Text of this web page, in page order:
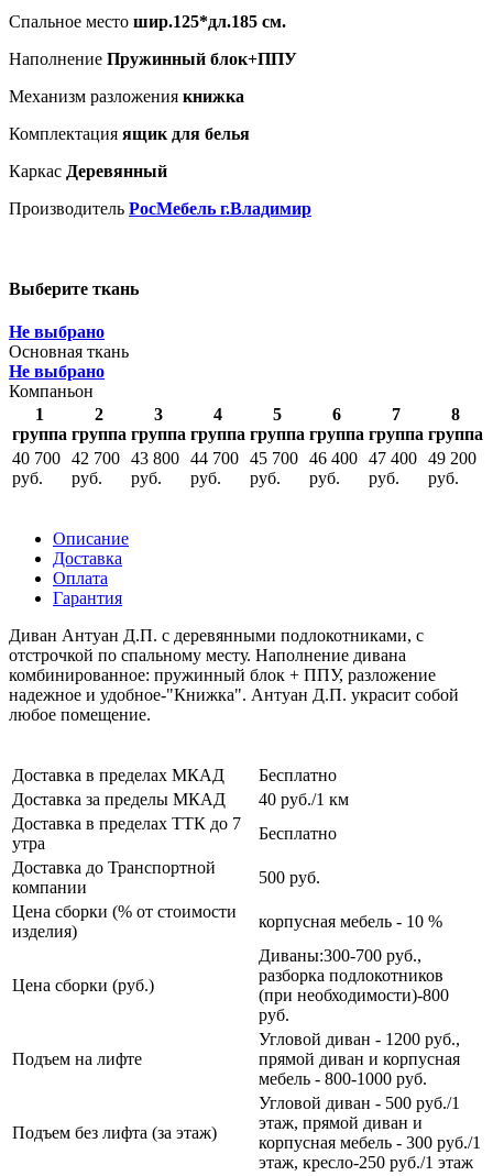
Спальное место шир.125*дл.185 см.
Наполнение Пружинный блок+ППУ
Механизм разложения книжка
Комплектация ящик для белья
Каркас Деревянный
Производитель РосМебель г.Владимир
Выберите ткань
Не выбрано
Основная ткань
Не выбрано
Компаньон
1
группа
2
группа
3
группа
4
группа
5
группа
6
группа
7
группа
8
группа
40 700
руб.
42 700
руб.
43 800
руб.
44 700
руб.
45 700
руб.
46 400
руб.
47 400
руб.
49 200
руб.
Описание
Доставка
Оплата
Гарантия
Диван Антуан Д.П. с деревянными подлокотниками, с
отстрочкой по спальному месту. Наполнение дивана
комбинированное: пружинный блок + ППУ, разложение
надежное и удобное-"Книжка". Антуан Д.П. украсит собой
любое помещение.
Доставка в пределах МКАД
Бесплатно
Доставка за пределы МКАД
40 руб./1 км
Доставка в пределах ТТК до 7
утра
Бесплатно
Доставка до Транспортной
компании
500 руб.
Цена сборки (% от стоимости
изделия)
корпусная мебель - 10 %
Цена сборки (руб.)
Диваны:300-700 руб.,
разборка подлокотников
(при необходимости)-800
руб.
Подъем на лифте
Угловой диван - 1200 руб.,
прямой диван и корпусная
мебель - 800-1000 руб.
Подъем без лифта (за этаж)
Угловой диван - 500 руб./1
этаж, прямой диван и
корпусная мебель - 300 руб./1
этаж, кресло-250 руб./1 этаж